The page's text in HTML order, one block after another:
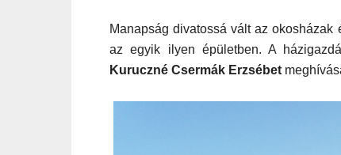
Manapság divatossá vált az okosházak
az egyik ilyen épületben. A
Kuruczné Csermák Erzsébet